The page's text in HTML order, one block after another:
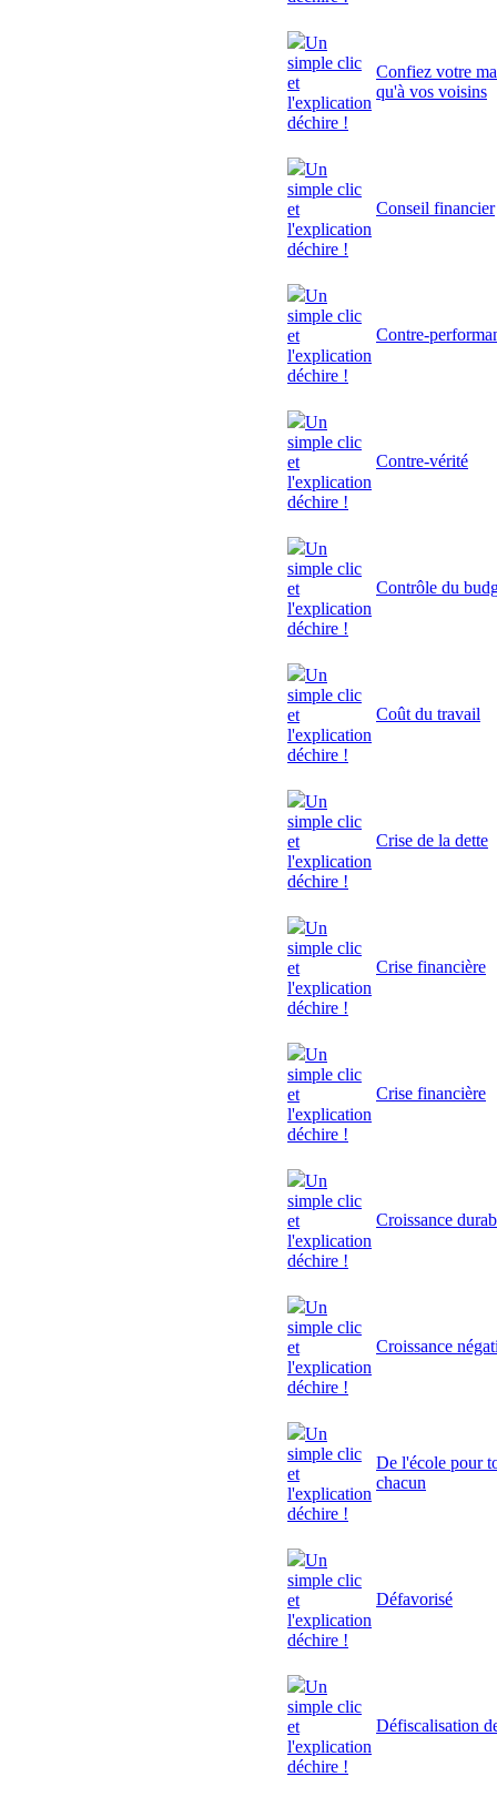
Un
simple clic
et
l'explication
déchire !
Confiez votre
qu'à vos voisins
Un
simple clic
et
l'explication
déchire !
Conseil financier
Un
simple clic
et
l'explication
déchire !
Contre-
Un
simple clic
et
l'explication
déchire !
Contre-vérité
Un
simple clic
et
l'explication
déchire !
Contrôle du
Un
simple clic
et
l'explication
déchire !
Coût du travail
Un
simple clic
et
l'explication
déchire !
Crise de la dette
Un
simple clic
et
l'explication
déchire !
Crise financière
Un
simple clic
et
l'explication
déchire !
Crise financière
Un
simple clic
et
l'explication
déchire !
Croissance
Un
simple clic
et
l'explication
déchire !
Croissance
Un
simple clic
et
l'explication
déchire !
De l'école pour
chacun
Un
simple clic
et
l'explication
déchire !
Défavorisé
Un
simple clic
et
l'explication
déchire !
Défiscalisation